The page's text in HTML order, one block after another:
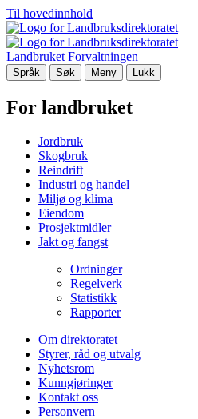
Til hovedinnhold
Landbruket Forvaltningen
Språk Søk Meny Lukk
For landbruket
Jordbruk
Skogbruk
Reindrift
Industri og handel
Miljø og klima
Eiendom
Prosjektmidler
Jakt og fangst
Ordninger
Regelverk
Statistikk
Rapporter
Om direktoratet
Styrer, råd og utvalg
Nyhetsrom
Kunngjøringer
Kontakt oss
Personvern